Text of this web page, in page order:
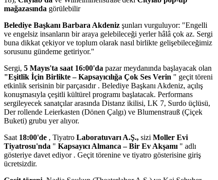
mağazasında görülebilir
Belediye Başkanı Barbara Akdeniz şunları vurguluyor: "Engelli
ve engelsiz insanların bir araya gelebileceği yerler hâlâ çok az. Sergi
buna dikkat çekiyor ve toplum olarak nasıl birlikte gelişebileceğimiz
sorusunu gündeme getiriyor."
Sergi, 5 Mayıs'ta saat 16:00'da pazar meydanında başlayacak olan
"Eşitlik İçin Birlikte – Kapsayıcılığa Çok Ses Verin " geçit töreni
etkinlik serisinin bir parçasıdır . Belediye Başkanı Akdeniz, açılış
konuşmasıyla çeşitli kültürel programı başlatacak. Performans
sergileyecek sanatçılar arasında Distanz ikilisi, LK 7, Surdo üçlüsü,
Der rollende Leierkasten (Dönen Çalgı) ve Blumenstrauß (Çiçek
Buketi) grubu yer alıyor.
Saat 18:00'de , Tiyatro Laboratuvarı A.Ş., sizi Moller Evi
Tiyatrosu'nda " Kapsayıcı Almanca – Bir Ev Akşamı " adlı
gösteriye davet ediyor . Geçit törenine ve tiyatro gösterisine giriş
ücretsizdir.